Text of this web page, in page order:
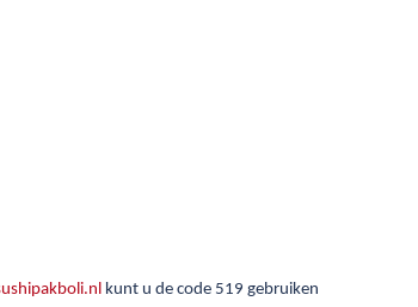
kunt u de code 519 gebruiken